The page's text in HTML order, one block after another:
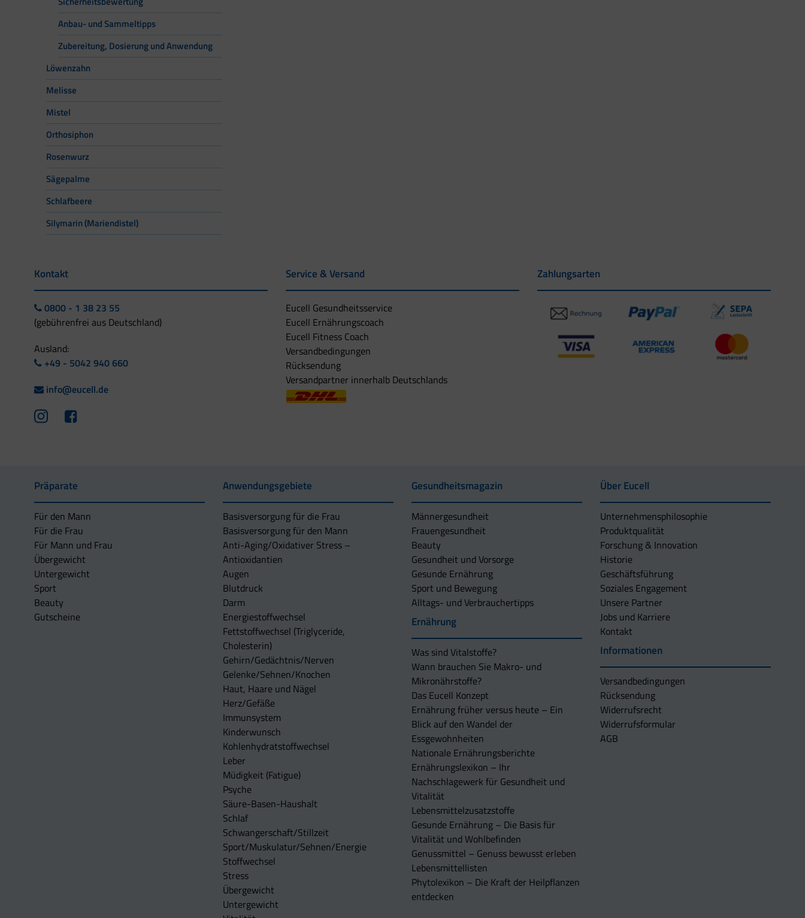
Anbau- und Sammeltipps
Zubereitung, Dosierung und Anwendung
Löwenzahn
Melisse
Mistel
Orthosiphon
Rosenwurz
Sägepalme
Schlafbeere
Silymarin (Mariendistel)
Kontakt
0800 - 1 38 23 55
(gebührenfrei aus Deutschland)
Ausland:
+49 - 5042 940 660
info@eucell.de
Service & Versand
Eucell Gesundheitsservice
Eucell Ernährungscoach
Eucell Fitness Coach
Versandbedingungen
Rücksendung
Versandpartner innerhalb Deutschlands
Zahlungsarten
Präparate
Für den Mann
Für die Frau
Für Mann und Frau
Übergewicht
Untergewicht
Sport
Beauty
Gutscheine
Anwendungsgebiete
Basisversorgung für die Frau
Basisversorgung für den Mann
Anti-Aging/Oxidativer Stress –
Antioxidantien
Augen
Blutdruck
Darm
Energiestoffwechsel
Fettstoffwechsel (Triglyceride,
Cholesterin)
Gehirn/Gedächtnis/Nerven
Gelenke/Sehnen/Knochen
Haut, Haare und Nägel
Herz/Gefäße
Immunsystem
Kinderwunsch
Kohlenhydratstoffwechsel
Leber
Müdigkeit (Fatigue)
Psyche
Säure-Basen-Haushalt
Schlaf
Schwangerschaft/Stillzeit
Sport/Muskulatur/Sehnen/Energie
Stoffwechsel
Stress
Übergewicht
Untergewicht
Gesundheitsmagazin
Männergesundheit
Frauengesundheit
Beauty
Gesundheit und Vorsorge
Gesunde Ernährung
Sport und Bewegung
Alltags- und Verbrauchertipps
Ernährung
Was sind Vitalstoffe?
Wann brauchen Sie Makro- und
Mikronährstoffe?
Das Eucell Konzept
Ernährung früher versus heute – Ein
Blick auf den Wandel der
Essgewohnheiten
Nationale Ernährungsberichte
Ernährungslexikon – Ihr
Nachschlagewerk für Gesundheit und
Vitalität
Lebensmittelzusatzstoffe
Gesunde Ernährung – Die Basis für
Vitalität und Wohlbefinden
Genussmittel – Genuss bewusst erleben
Lebensmittellisten
Phytolexikon – Die Kraft der Heilpflanzen
entdecken
Über Eucell
Unternehmens­philosophie
Produktqualität
Forschung & Innovation
Historie
Geschäftsführung
Soziales Engagement
Unsere Partner
Jobs und Karriere
Kontakt
Informationen
Versandbedingungen
Rücksendung
Widerrufsrecht
Widerrufsformular
AGB